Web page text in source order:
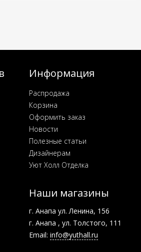
Информация
Распродажа
Корзина
Оформить заказ
Новости
Полезные статьи
Дизайнерам
Уют Холл Отделка
Наши магазины
г. Анапа ул. Ленина, 156
г. Анапа , ул. Толстого, 111
Email: info@yuthall.ru